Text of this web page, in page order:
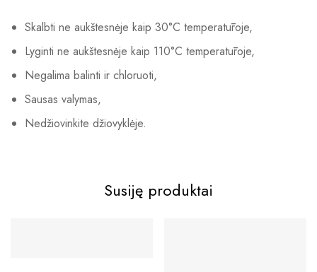
Skalbti ne aukštesnėje kaip 30°C temperatūroje,
Lyginti ne aukštesnėje kaip 110°C temperatūroje,
Negalima balinti ir chloruoti,
Sausas valymas,
Nedžiovinkite džiovyklėje.
Susiję produktai